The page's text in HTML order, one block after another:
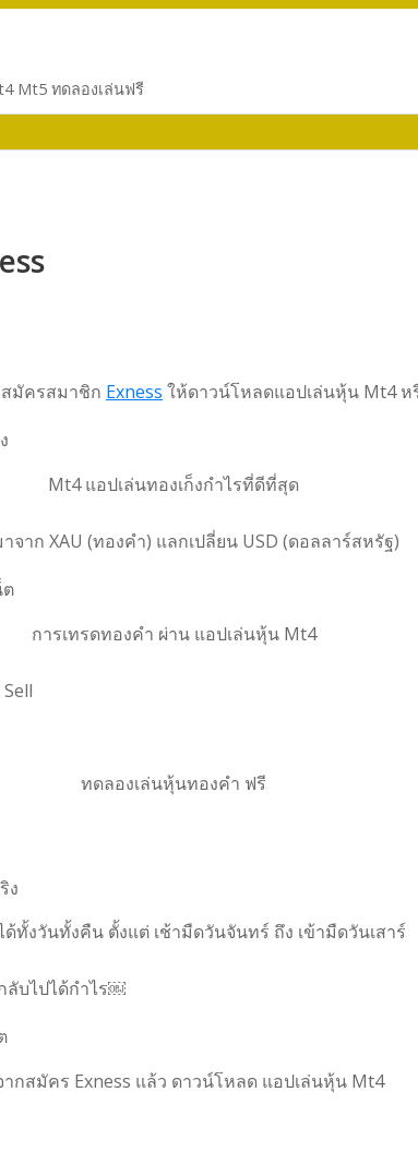
Mt5 ทดลองเล่นฟรี
มัครสมาชิก Exness ให้ดาวน์โหลดแอปเล่นหุ้น Mt4
Mt4 แอปเล่นทองเก็งกำไรที่ดีที่สุด
จาก XAU (ทองคำ) แลกเปลี่ยน USD (ดอลลาร์สหรัฐ)
การเทรดทองคำ ผ่าน แอปเล่นหุ้น Mt4
ทดลองเล่นหุ้นทองคำ ฟรี
ทั้งวันทั้งคืน ตั้งแต่ เช้ามืดวันจันทร์ ถึง เข้ามืดวันเสาร์
ลับไปได้กำไร￼
ากสมัคร Exness แล้ว ดาวน์โหลด แอปเล่นหุ้น Mt4